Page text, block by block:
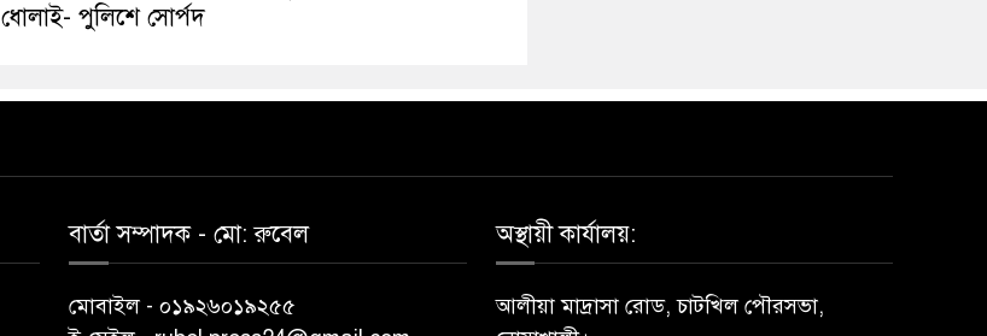
ধোলাই- পুলিশে সোর্পদ
বার্তা সম্পাদক - মো: রু‌বেল
মোবাইল - ০১৯২৬০১৯২৫৫
অস্থায়ী কার্যালয়:
আলীয়া মাদ্রাসা রোড, চাটখিল পৌরসভা,